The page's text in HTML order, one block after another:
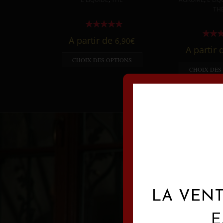
A partir de 6,90€
CHOIX DES OPTIONS
A partir
CHOIX DES
LA